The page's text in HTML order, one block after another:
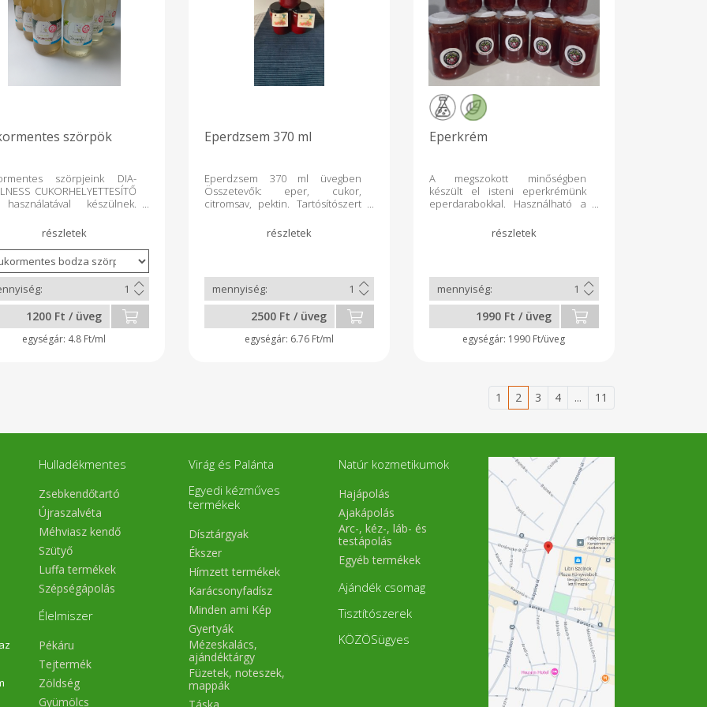
szörpök
szörpjeink DIA-
CUKORHELYETTESÍTŐ
készülnek.
eljárás ugyanaz, mint
szörpnél: 80 Celsius fokon
3 napig száraz
tartom. Felbontás
hűtőben tárolandó, 10
belül elfogyasztandó!
1200 Ft / üveg
4.8 Ft/ml
Eperdzsem 370 ml
Eperdzsem 370 ml üvegben
Összetevők: eper, cukor,
citromsav, pektin. Tartósítószert
2500 Ft / üveg
6.76 Ft/ml
Eperkrém
A megszokott minőségben
készült el isteni eperkrémünk
eperdarabokkal. Használható a
vanília fagyira, túrós pite tetéje és
panna cottához.
1990 Ft / üveg
1990 Ft/üveg
1 2 3 4 ... 11
Hulladékmentes
Zsebkendőtartó
Újraszalvéta
Méhviasz kendő
Szütyő
Luffa termékek
Szépségápolás
Élelmiszer
Pékáru
Tejtermék
Zöldség
Gyümölcs
Virág és Palánta
Egyedi kézműves
termékek
Dísztárgyak
Ékszer
Hímzett termékek
Karácsonyfadísz
Minden ami Kép
Gyertyák
Mézeskalács,
ajándéktárgy
Füzetek, noteszek,
mappák
Táska
Natúr kozmetikumok
Hajápolás
Ajakápolás
Arc-, kéz-, láb- és
testápolás
Egyéb termékek
Ajándék csomag
Tisztítószerek
KÖZÖSügyes